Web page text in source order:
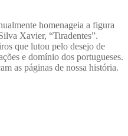
homenageia a figura
Xavier, “Tiradentes”.
que lutou pelo desejo de
e domínio dos portugueses.
as páginas de nossa história.